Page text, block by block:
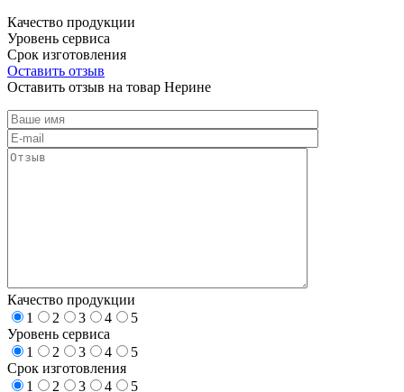
Качество продукции
Уровень сервиса
Срок изготовления
Оставить отзыв
Оставить отзыв на товар Нерине
Качество продукции
1
2 3 4
5
Уровень сервиса
1
2 3 4
5
Срок изготовления
1
2 3 4
5